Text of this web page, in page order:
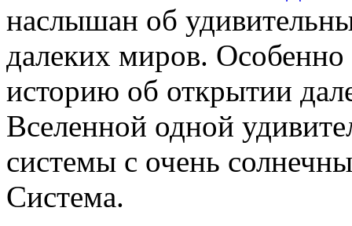
наслышан об
далеких миров. Особенно
историю об открытии
Вселенной одной
системы с очень
Система.